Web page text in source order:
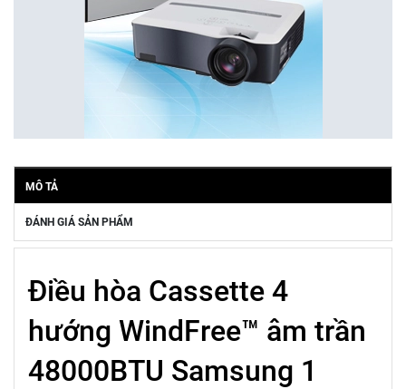
MÔ TẢ
ĐÁNH GIÁ SẢN PHẨM
Điều hòa Cassette 4
hướng WindFree™ âm trần
48000BTU Samsung 1